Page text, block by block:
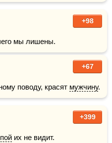
+98
мы лишены.
+67
поводу, красят мужчину.
+399
их не видит.